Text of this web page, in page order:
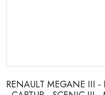
RENAULT MEGANE III